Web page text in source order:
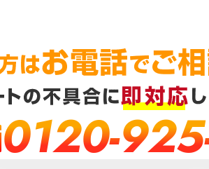
0120-